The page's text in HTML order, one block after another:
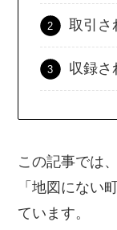
取引さ
収録さ
この記事では
「地図にない
ています。